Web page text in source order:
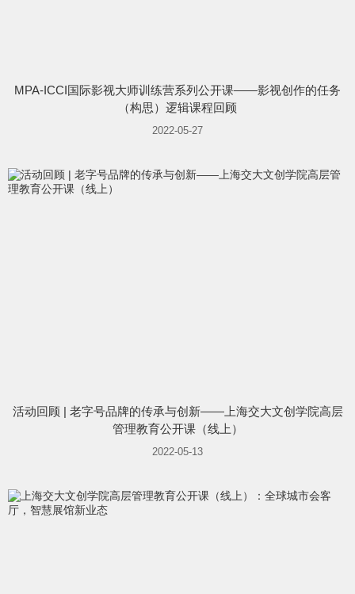
MPA-ICCI国际影视大师训练营系列公开课——影视创作的任务
（构思）逻辑课程回顾
2022-05-27
活动回顾 | 老字号品牌的传承与创新——上海交大文创学院高层
管理教育公开课（线上）
2022-05-13